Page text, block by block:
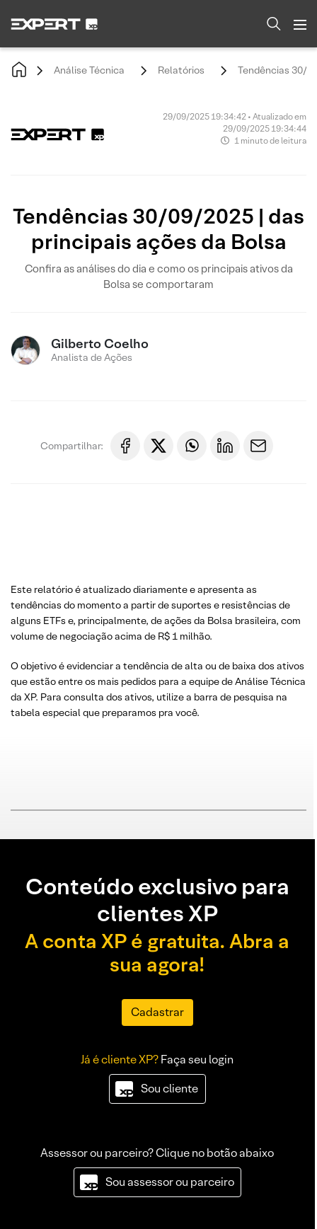
Análise Técnica Relatórios Tendências 30/
29/09/2025 19:34:42 • Atualizado em
29/09/2025 19:34:44
1 minuto de leitura
Tendências 30/09/2025 | das
principais ações da Bolsa
Confira as análises do dia e como os principais ativos da
Bolsa se comportaram
Gilberto Coelho
Analista de Ações
Compartilhar:
Este relatório é atualizado diariamente e apresenta as
tendências do momento a partir de suportes e resistências de
alguns ETFs e, principalmente, de ações da Bolsa brasileira, com
volume de negociação acima de R$ 1 milhão.
O objetivo é evidenciar a tendência de alta ou de baixa dos ativos
que estão entre os mais pedidos para a equipe de Análise Técnica
da XP. Para consulta dos ativos, utilize a barra de pesquisa na
tabela especial que preparamos pra você.
Conteúdo exclusivo para
clientes XP
A conta XP é gratuita. Abra a
sua agora!
Cadastrar
Já é cliente XP?Faça seu login
Sou cliente
Assessor ou parceiro? Clique no botão abaixo
Sou assessor ou parceiro